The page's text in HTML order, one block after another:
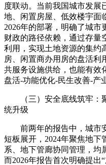
度联动。当前我国城市发展
地、闲置房屋、低效楼宇面
2026年的部署，明确了城
财政的路径依赖，通过存量
利用，实现土地资源的集约
房、闲置商办用房的盘活利
共服务设施供给，也能有效
盘活-功能优化-民生改善-产
（三）安全底线筑牢：
统升级
前两年的报告中，城市
短板展开，2024年聚焦地下
系、地下管廊协同管理，均
而2026年报告首次明确提出